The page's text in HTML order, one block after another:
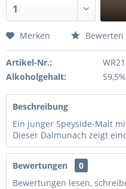
Merken Bewerten
Artikel-Nr.:
Alkoholgehalt:
Beschreibung
Ein junger Speyside-Malt
Dieser Dalmunach zeigt
Bewertungen
0
Bewertungen lesen,